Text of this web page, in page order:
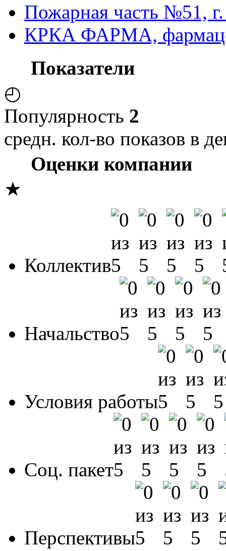
Пожарная часть №51,
КРКА ФАРМА,
Показатели
◴
Популярность 2
средн. кол-во показов в
Оценки компании
★
Коллектив
Начальство
Условия работы
Соц. пакет
Перспективы